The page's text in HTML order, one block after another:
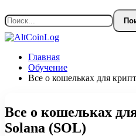
Главная
Обучение
Все о кошельках для
Все о кошельках
Solana (SOL)